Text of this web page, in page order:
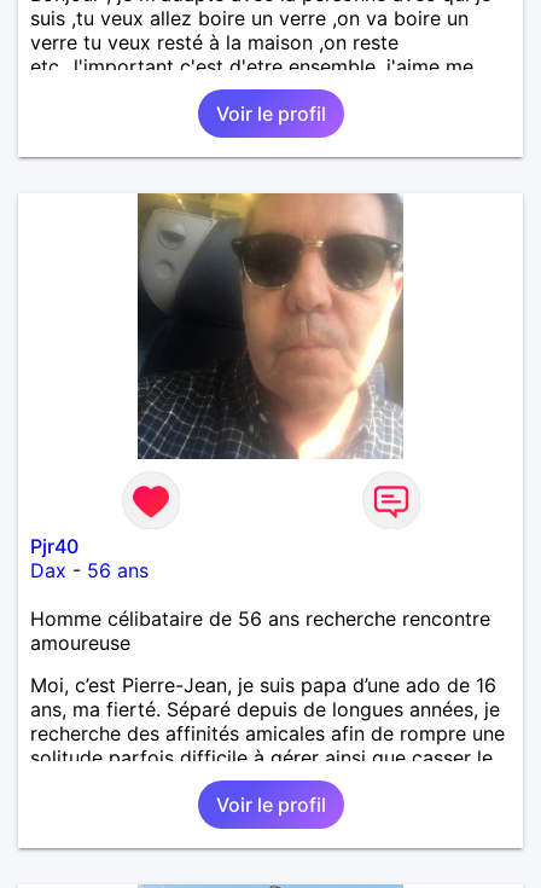
suis ,tu veux allez boire un verre ,on va boire un
verre tu veux resté à la maison ,on reste
etc...l'important c'est d'etre ensemble .j'aime me
balader , faire du sport , regarder des film , aller au
théatre etc et j'aime par dessus tous rire
Voir le profil
Pjr40
Dax - 56 ans
Homme célibataire de 56 ans recherche rencontre
amoureuse
Moi, c’est Pierre-Jean, je suis papa d’une ado de 16
ans, ma fierté. Séparé depuis de longues années, je
recherche des affinités amicales afin de rompre une
solitude parfois difficile à gérer ainsi que casser le
vague à l’âme. L’amitié reste extrêmement
importante à mes yeux mais peut se décliner en des
sentiments plus puissants. « Le temps fera son
œuvre » disait Arthur Schopenhauer, philosophe
Voir le profil